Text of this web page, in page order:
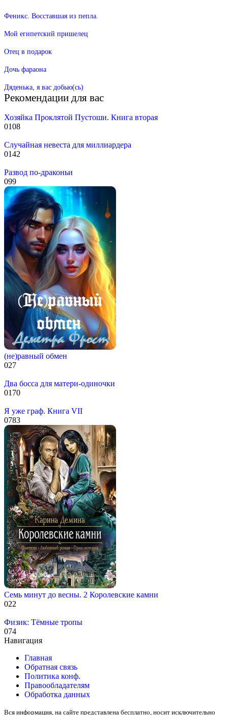
Феникс. Восставшая из пепла.
Мой египетский пришелец
Отец в подарок
Дочь фараона
Дяденька, я вас добью(сь)
Рекомендации для вас
Хозяйка Проклятой Пустоши. Книга вторая
0108
Случайная невеста для миллиардера
0142
Развод по-драконьи
099
(не)равный обмен
027
Два босса для матери-одиночки
0170
Я уже граф. Книга VII
0783
Семь минут до весны. 2 Королевские камни
022
Физик: Тёмные тропы
074
Навигация
Главная
Обратная связь
Политика конф.
Правообладателям
Обработка данных
Вся информация, на сайте представлена бесплатно, носит исключительно